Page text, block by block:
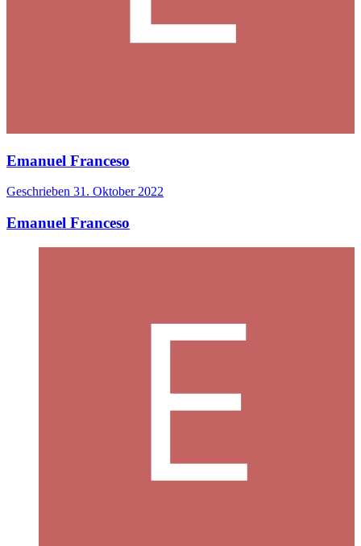
Emanuel Franceso
Geschrieben 31. Oktober 2022
Emanuel Franceso